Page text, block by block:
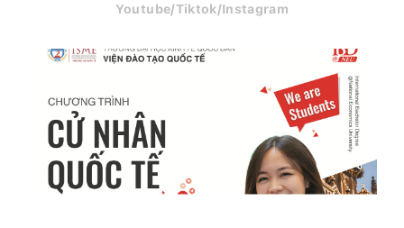
Youtube/Tiktok/Instagram